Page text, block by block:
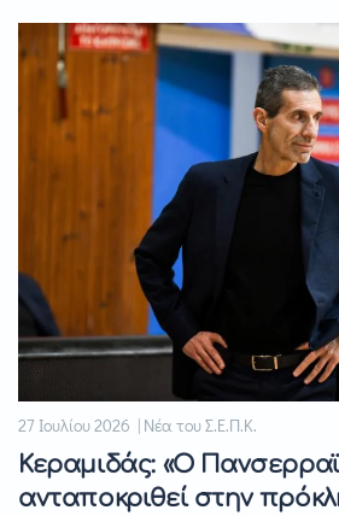
27 Ιουλίου 2026 | Νέα του Σ.Ε.Π.Κ.
Κεραμιδάς: «Ο
ανταποκριθεί στην